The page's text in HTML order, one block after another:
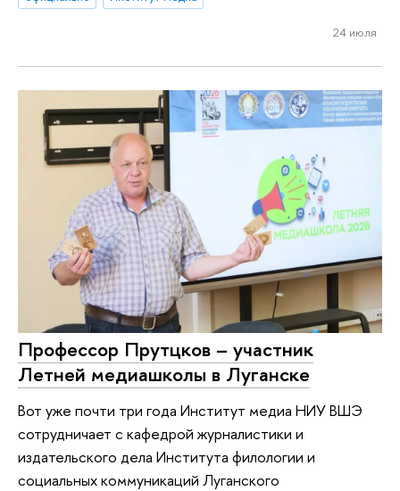
24 июля
Профессор Прутцков – участник
Летней медиашколы в Луганске
Вот уже почти три года Институт медиа НИУ ВШЭ
сотрудничает с кафедрой журналистики и
издательского дела Института филологии и
социальных коммуникаций Луганского